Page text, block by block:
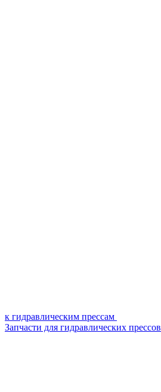
к гидравлическим прессам
Запчасти для гидравлических прессов